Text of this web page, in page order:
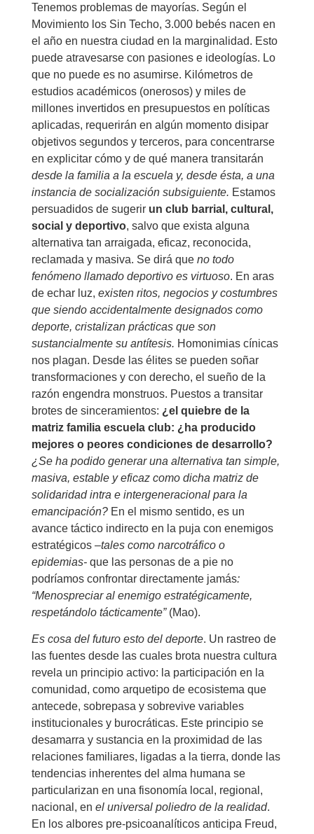
Tenemos problemas de mayorías. Según el
Movimiento los Sin Techo, 3.000 bebés nacen en
el año en nuestra ciudad en la marginalidad. Esto
puede atravesarse con pasiones e ideologías. Lo
que no puede es no asumirse. Kilómetros de
estudios académicos (onerosos) y miles de
millones invertidos en presupuestos en políticas
aplicadas, requerirán en algún momento disipar
objetivos segundos y terceros, para concentrarse
en explicitar cómo y de qué manera transitarán
desde la familia a la escuela y, desde ésta, a una
instancia de socialización subsiguiente. Estamos
persuadidos de sugerir un club barrial, cultural,
social y deportivo, salvo que exista alguna
alternativa tan arraigada, eficaz, reconocida,
reclamada y masiva. Se dirá que no todo
fenómeno llamado deportivo es virtuoso. En aras
de echar luz, existen ritos, negocios y costumbres
que siendo accidentalmente designados como
deporte, cristalizan prácticas que son
sustancialmente su antítesis. Homonimias cínicas
nos plagan. Desde las élites se pueden soñar
transformaciones y con derecho, el sueño de la
razón engendra monstruos. Puestos a transitar
brotes de sinceramientos: ¿el quiebre de la
matriz familia escuela club: ¿ha producido
mejores o peores condiciones de desarrollo?
¿Se ha podido generar una alternativa tan simple,
masiva, estable y eficaz como dicha matriz de
solidaridad intra e intergeneracional para la
emancipación?En el mismo sentido, es un
avance táctico indirecto en la puja con enemigos
estratégicos –tales como narcotráfico o
epidemias-que las personas de a pie no
podríamos confrontar directamente jamás:
“Menospreciar al enemigo estratégicamente,
respetándolo tácticamente”(Mao).
Es cosa del futuro esto del deporte. Un rastreo de
las fuentes desde las cuales brota nuestra cultura
revela un principio activo: la participación en la
comunidad, como arquetipo de ecosistema que
antecede, sobrepasa y sobrevive variables
institucionales y burocráticas. Este principio se
desamarra y sustancia en la proximidad de las
relaciones familiares, ligadas a la tierra, donde las
tendencias inherentes del alma humana se
particularizan en una fisonomía local, regional,
nacional, en el universal poliedro de la realidad.
En los albores pre-psicoanalíticos anticipa Freud,